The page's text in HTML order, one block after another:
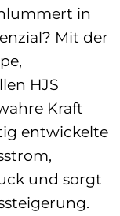
in
Mit der
HJS
Kraft
entwickelte
und sorgt